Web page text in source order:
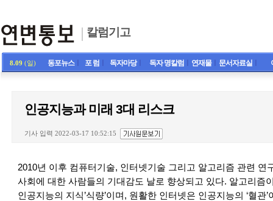
칼럼기고
8.09 (일) 동포뉴스ㅣ 포 럼 독자마당ㅣ 독자 명칼럼 연재물ㅣ 문서자료실
인공지능과 미래 3대 리스크
기사 입력 2022-03-17 10:52:15
2010년 이후 컴퓨터기술, 인터넷기술 그리고 알고리즘 관련 연
사회에 대한 사람들의 기대감도 날로 향상되고 있다. 알고리즘
인공지능의 지식’식량’이며, 원활한 인터넷은 인공지능의 ‘혈관